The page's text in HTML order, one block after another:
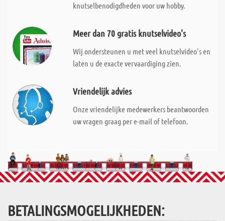
knutselbenodigdheden voor uw hobby.
Meer dan 70 gratis knutselvideo's
Wij ondersteunen u met veel knutselvideo's en
laten u de exacte vervaardiging zien.
Vriendelijk advies
Onze vriendelijke medewerkers beantwoorden
uw vragen graag per e-mail of telefoon.
BETALINGSMOGELIJKHEDEN: